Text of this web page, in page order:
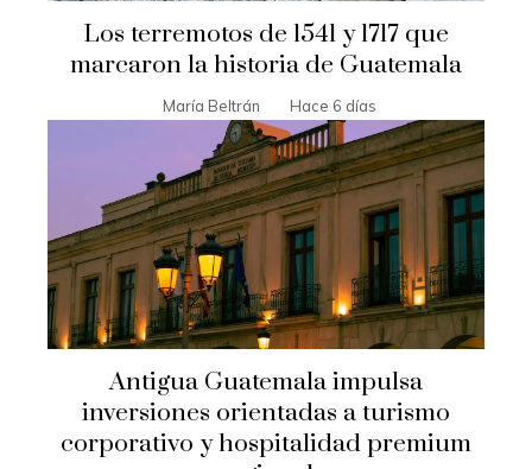
Los terremotos de 1541 y 1717 que
marcaron la historia de Guatemala
María Beltrán Hace 6 días
Antigua Guatemala impulsa
inversiones orientadas a turismo
corporativo y hospitalidad premium